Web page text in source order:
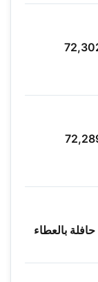
حصيلة الشهداء في قطاع غزة إلى 72,302
الشهداء في قطاع غزة إلى 72,289
بالعطاء